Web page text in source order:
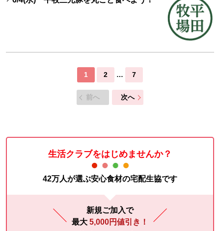
1 2 … 7
前へ 次へ
生活クラブをはじめませんか？
42万人が選ぶ安心食材の宅配生協です
新規ご加入で
最大 5,000円値引き！